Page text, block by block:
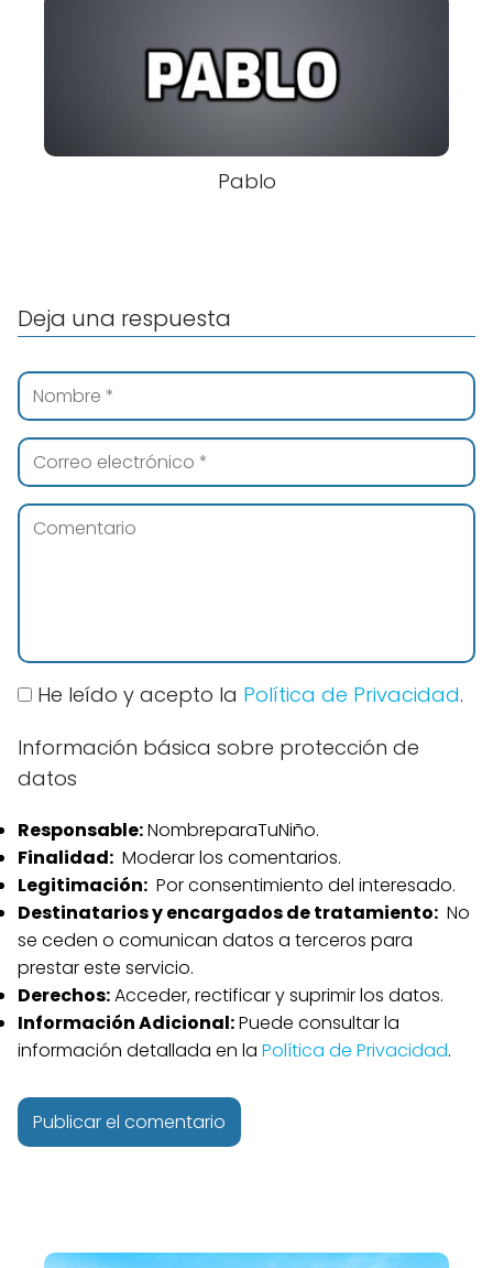
Pablo
Deja una respuesta
He leído y acepto la Política de Privacidad.
Información básica sobre protección de
datos
Responsable:NombreparaTuNiño.
Finalidad: Moderar los comentarios.
Legitimación: Por consentimiento del interesado.
Destinatarios y encargados de tratamiento: No
se ceden o comunican datos a terceros para
prestar este servicio.
Derechos:Acceder, rectificar y suprimir los datos.
Información Adicional:Puede consultar la
información detallada en la Política de Privacidad.